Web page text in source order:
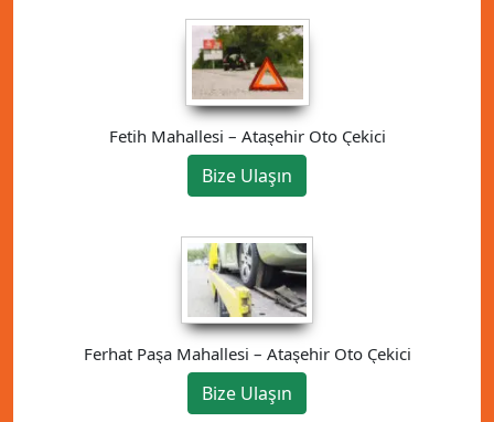
Fetih Mahallesi – Ataşehir Oto Çekici
Bize Ulaşın
Ferhat Paşa Mahallesi – Ataşehir Oto Çekici
Bize Ulaşın